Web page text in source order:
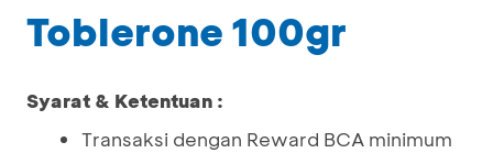
Toblerone 100gr
Syarat & Ketentuan :
Transaksi dengan Reward BCA minimum